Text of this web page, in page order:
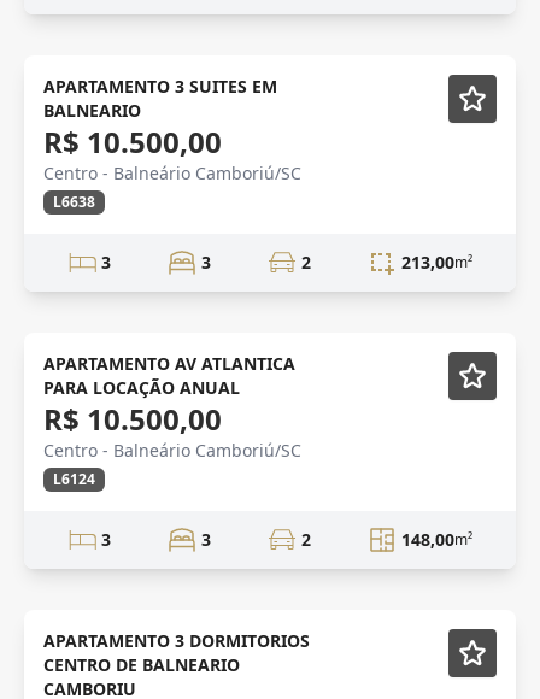
Mobiliado
APARTAMENTO 3 SUITES EM
BALNEARIO
R$ 10.500,00
Centro - Balneário Camboriú/SC
L6638
3 3 2 213,00m²
NOVIDADE Semi-Novo
APARTAMENTO AV ATLANTICA
PARA LOCAÇÃO ANUAL
R$ 10.500,00
Centro - Balneário Camboriú/SC
L6124
3 3 2 148,00m²
LOCAÇÃO Mobiliado
APARTAMENTO 3 DORMITORIOS
CENTRO DE BALNEARIO
CAMBORIU